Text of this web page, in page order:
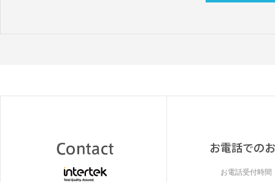
お電話受付時間